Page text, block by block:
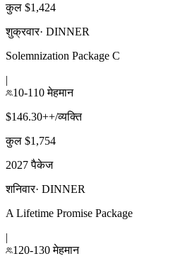
कुल $1,424
शुक्रवार· DINNER
Solemnization Package C
|
10-110 मेहमान
$146.30++/व्यक्ति
कुल $1,754
2027 पैकेज
शनिवार· DINNER
A Lifetime Promise Package
|
120-130 मेहमान